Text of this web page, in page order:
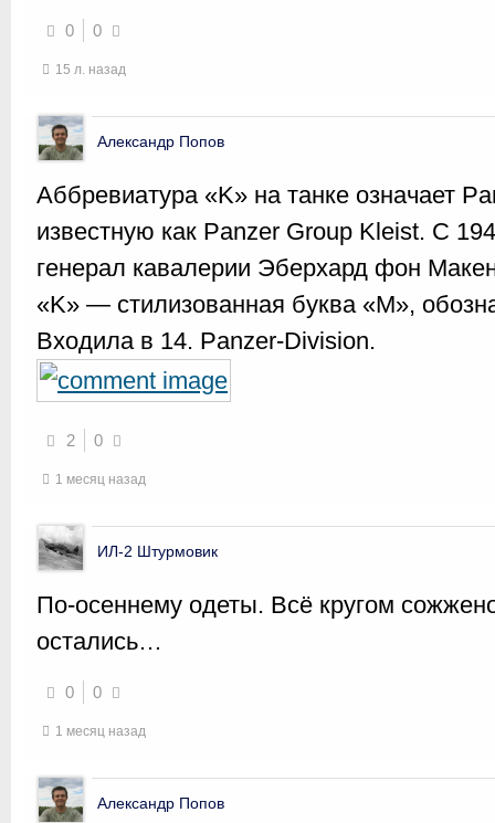
0 0
15 л. назад
Александр Попов
Аббревиатура «K» на танке означает
известную как Panzer Group Kleist. С
генерал кавалерии Эберхард фон
«K» — стилизованная буква «M»,
Входила в 14. Panzer-Division.
2 0
1 месяц назад
ИЛ-2 Штурмовик
По-осеннему одеты. Всё кругом
остались…
0 0
1 месяц назад
Александр Попов